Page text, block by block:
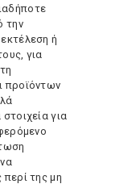
την
ή
για
προϊόντων
για
της μη